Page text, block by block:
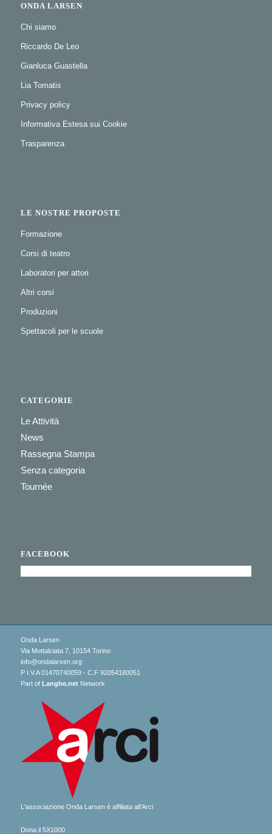
ONDA LARSEN
Chi siamo
Riccardo De Leo
Gianluca Guastella
Lia Tomatis
Privacy policy
Informativa Estesa sui Cookie
Trasparenza
LE NOSTRE PROPOSTE
Formazione
Corsi di teatro
Laboratori per attori
Altri corsi
Produzioni
Spettacoli per le scuole
CATEGORIE
Le Attività
News
Rassegna Stampa
Senza categoria
Tournée
FACEBOOK
Onda Larsen
Via Mottalciata 7, 10154 Torino
info@ondalarsen.org
P I.V.A 01470740059 - C.F 92054180051
Part of Langhe.netNetwork
L'associazione Onda Larsen è affiliata all'Arci
Dona il 5X1000